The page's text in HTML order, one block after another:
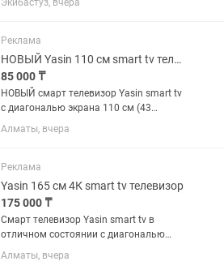
ТОЛЬКО ЕСЛИ есть дефект, по вине
бесплатный ремонт или...
Экибастуз, вчера
Реклама
НОВЫЙ Yasin 110 см smart tv телевизора
85 000 ₸
НОВЫЙ смарт телевизор Yasin smart tv
с диагональю экрана 110 см (43
дюйма диагональ). Встроенный
цифровой тюнер с 25 бесплатными
интересных...
Алматы, вчера
Реклама
Yasin 165 см 4К smart tv телевизор
175 000 ₸
Смарт телевизор Yasin smart tv в
отличном состоянии с диагональю
экрана 165 см (65 дюймов).
Встроенный цифровой тюнер с 25
Алматы, вчера